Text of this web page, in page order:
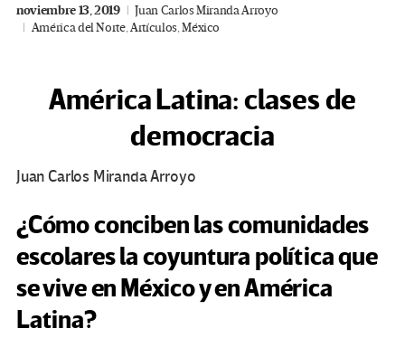
noviembre 13, 2019
Juan Carlos Miranda Arroyo
América del Norte,Artículos,México
América Latina: clases de
democracia
Juan Carlos Miranda Arroyo
¿Cómo conciben las comunidades
escolares la coyuntura política que
se vive en México y en América
Latina?